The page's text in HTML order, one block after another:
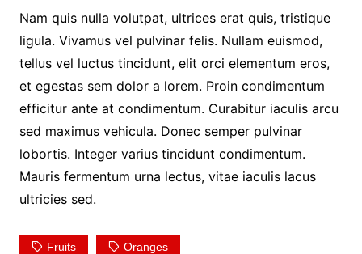
Nam quis nulla volutpat, ultrices erat quis, tristique
ligula. Vivamus vel pulvinar felis. Nullam euismod,
tellus vel luctus tincidunt, elit orci elementum eros,
et egestas sem dolor a lorem. Proin condimentum
efficitur ante at condimentum. Curabitur iaculis arcu
sed maximus vehicula. Donec semper pulvinar
lobortis. Integer varius tincidunt condimentum.
Mauris fermentum urna lectus, vitae iaculis lacus
ultricies sed.
Fruits Oranges